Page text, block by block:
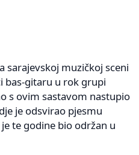
sarajevskoj muzičkoj sceni
bas-gitaru u rok grupi
s ovim sastavom nastupio
je odsvirao pjesmu
te godine bio održan u